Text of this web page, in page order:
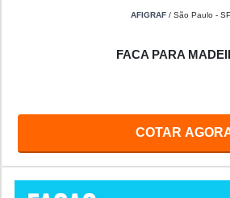
AFIGRAF/ São Paulo - SP
FACA PARA
COTAR